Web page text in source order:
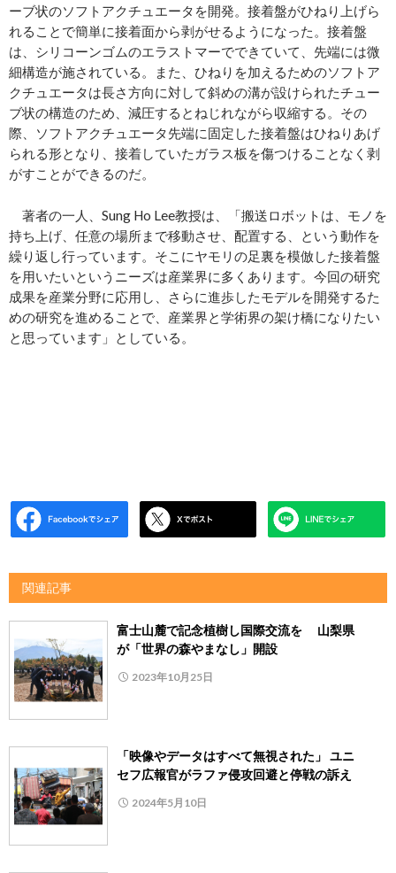
ーブ状のソフトアクチュエータを開発。接着盤がひねり上げら
れることで簡単に接着面から剥がせるようになった。接着盤
は、シリコーンゴムのエラストマーでできていて、先端には微
細構造が施されている。また、ひねりを加えるためのソフトア
クチュエータは長さ方向に対して斜めの溝が設けられたチュー
ブ状の構造のため、減圧するとねじれながら収縮する。その
際、ソフトアクチュエータ先端に固定した接着盤はひねりあげ
られる形となり、接着していたガラス板を傷つけることなく剥
がすことができるのだ。
著者の一人、Sung Ho Lee教授は、「搬送ロボットは、モノを
持ち上げ、任意の場所まで移動させ、配置する、という動作を
繰り返し行っています。そこにヤモリの足裏を模倣した接着盤
を用いたいというニーズは産業界に多くあります。今回の研究
成果を産業分野に応用し、さらに進歩したモデルを開発するた
めの研究を進めることで、産業界と学術界の架け橋になりたい
と思っています」としている。
関連記事
富士山麓で記念植樹し国際交流を 山梨県
が「世界の森やまなし」開設
2023年10月25日
「映像やデータはすべて無視された」 ユニ
セフ広報官がラファ侵攻回避と停戦の訴え
2024年5月10日